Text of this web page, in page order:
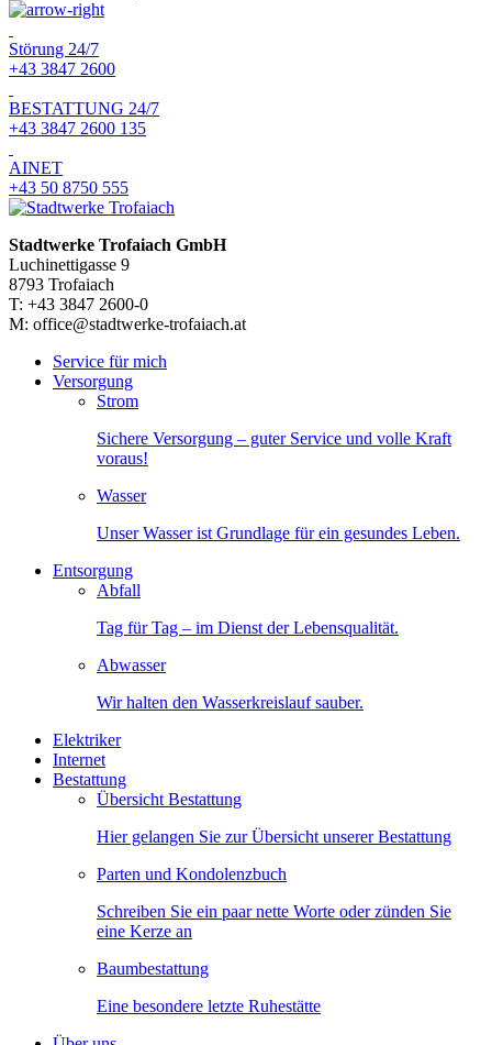
Störung 24/7
+43 3847 2600
BESTATTUNG 24/7
+43 3847 2600 135
AINET
+43 50 8750 555
Stadtwerke Trofaiach GmbH
Luchinettigasse 9
8793 Trofaiach
T: +43 3847 2600-0
M: office@stadtwerke-trofaiach.at
Service für mich
Versorgung
Strom
Sichere Versorgung – guter Service und volle Kraft
voraus!
Wasser
Unser Wasser ist Grundlage für ein gesundes Leben.
Entsorgung
Abfall
Tag für Tag – im Dienst der Lebensqualität.
Abwasser
Wir halten den Wasserkreislauf sauber.
Elektriker
Internet
Bestattung
Übersicht Bestattung
Hier gelangen Sie zur Übersicht unserer Bestattung
Parten und Kondolenzbuch
Schreiben Sie ein paar nette Worte oder zünden Sie
eine Kerze an
Baumbestattung
Eine besondere letzte Ruhestätte